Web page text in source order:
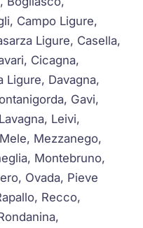
Campo Ligure,
Ligure, Casella,
Cicagna,
Ligure, Davagna,
Gavi,
Leivi,
Mezzanego,
Montebruno,
Ovada, Pieve
Recco,